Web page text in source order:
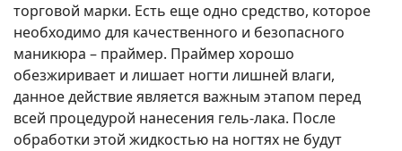
торговой марки. Есть еще одно средство, которое
необходимо для качественного и безопасного
маникюра – праймер. Праймер хорошо
обезжиривает и лишает ногти лишней влаги,
данное действие является важным этапом перед
всей процедурой нанесения гель-лака. После
обработки этой жидкостью на ногтях не будут